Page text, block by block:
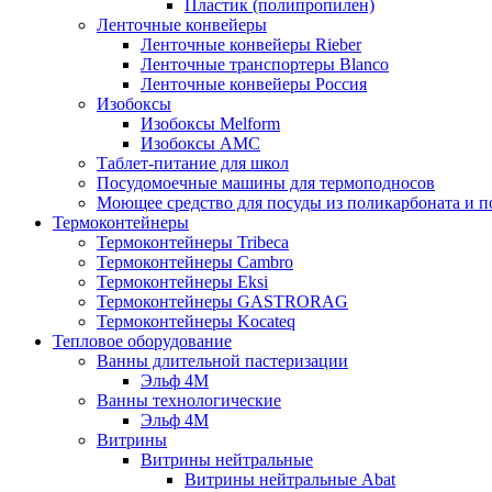
Пластик (полипропилен)
Ленточные конвейеры
Ленточные конвейеры Rieber
Ленточные транспортеры Blanco
Ленточные конвейеры Россия
Изобоксы
Изобоксы Melform
Изобоксы AMC
Таблет-питание для школ
Посудомоечные машины для термоподносов
Моющее средство для посуды из поликарбоната и
Термоконтейнеры
Термоконтейнеры Tribeca
Термоконтейнеры Cambro
Термоконтейнеры Eksi
Термоконтейнеры GASTRORAG
Термоконтейнеры Kocateq
Тепловое оборудование
Ванны длительной пастеризации
Эльф 4М
Ванны технологические
Эльф 4М
Витрины
Витрины нейтральные
Витрины нейтральные Abat